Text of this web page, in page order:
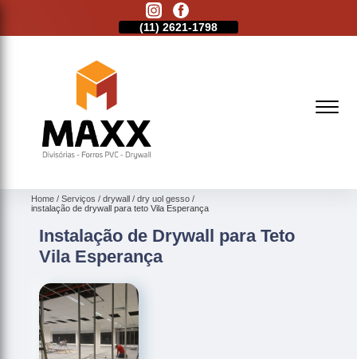
(11) 2621-1798
Home Serviços drywall
dry uol gesso
instalação de drywall para teto Vila Esperança
Instalação de Drywall para Teto
Vila Esperança